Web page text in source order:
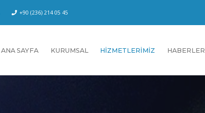
+90 (236) 214 05 45
ANA SAYFA KURUMSAL HİZMETLERİMİZ HABERLER